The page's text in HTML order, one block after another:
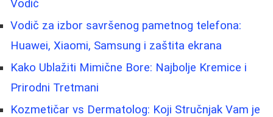
Vodič
Vodič za izbor savršenog pametnog telefona:
Huawei, Xiaomi, Samsung i zaštita ekrana
Kako Ublažiti Mimične Bore: Najbolje Kremice i
Prirodni Tretmani
Kozmetičar vs Dermatolog: Koji Stručnjak Vam je